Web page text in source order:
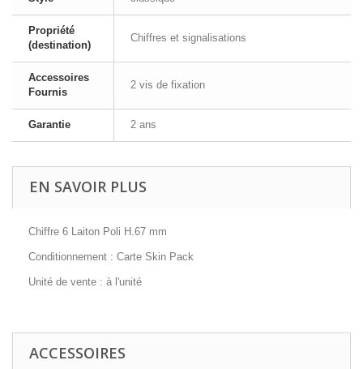
Propriété
(destination)
Chiffres et signalisations
Accessoires
Fournis
2 vis de fixation
Garantie 2 ans
EN SAVOIR PLUS
Chiffre 6 Laiton Poli H.67 mm
Conditionnement : Carte Skin Pack
Unité de vente : à l'unité
ACCESSOIRES